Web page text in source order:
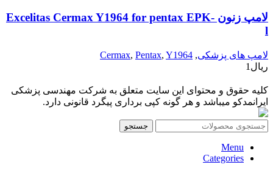
لامپ زنون Excelitas Cermax Y1964 for pentax EPK-
l
لامپ های پزشکی,
Cermax, Pentax, Y1964
ریال 1
کلیه حقوق و محتوای این سایت متعلق به شرکت مهندسی پزشکی
ایرانمدکو میباشد و هر گونه کپی برداری پیگرد قانونی دارد.
جستجو
Menu
Categories